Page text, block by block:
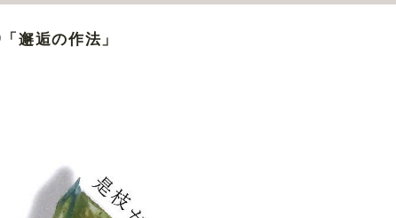
邂逅の作法」